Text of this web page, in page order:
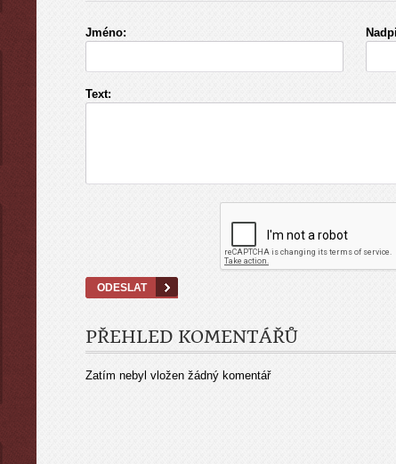
Jméno:
Text:
PŘEHLED KOMENTÁŘŮ
Zatím nebyl vložen žádný komentář